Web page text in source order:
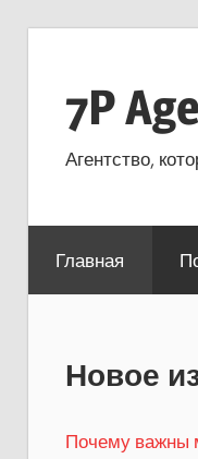
содержимому
7P
Агентство,
Главная
Новое
Почему важны